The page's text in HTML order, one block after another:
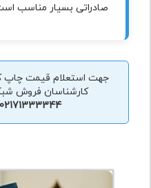
صادراتی بسیار مناسب
جهت استعلام قیمت چاپ
کارشناسان فروش
02171333344